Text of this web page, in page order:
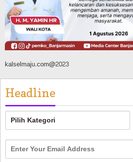
kalselmaju.com@2023
Headline
Headline